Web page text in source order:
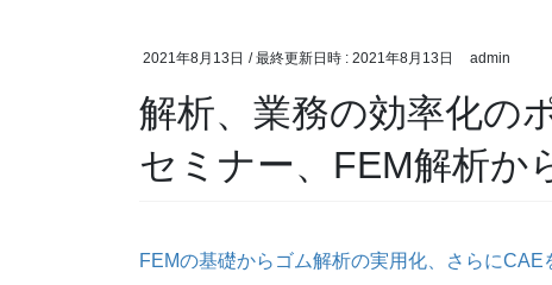
2021年8月13日 / 最終更新日時 : 2021年8月13日 admin
解析、業務の効率化の
セミナー、FEM解析か
FEMの基礎からゴム解析の実用化、さらに